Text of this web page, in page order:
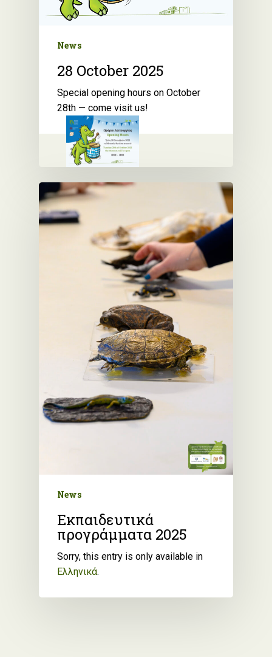
News
28 October 2025
Special opening hours on October
28th — come visit us!
News
Εκπαιδευτικά
προγράμματα 2025
Sorry, this entry is only available in
Ελληνικά.